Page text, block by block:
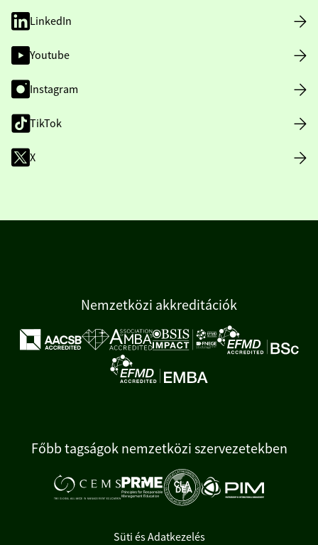
LinkedIn
Youtube
Instagram
TikTok
X
Nemzetközi akkreditációk
Főbb tagságok nemzetközi szervezetekben
Süti és Adatkezelés